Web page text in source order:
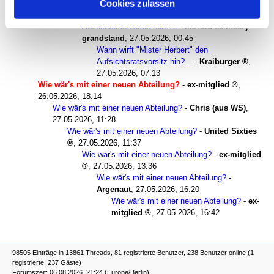
Cookies zulassen
26.05.2026, 21:18
Aufsichtsratsvorsitz hin?...-morbid cemetery
grandstand , 27.05.2026, 00:45
Wann wirft "Mister Herbert" den
Aufsichtsratsvorsitz hin?... - Kraiburger
,
27.05.2026, 07:13
Wie wär's mit einer neuen Abteilung? - ex-mitglied
,
26.05.2026, 18:14
Wie wär's mit einer neuen Abteilung? - Chris (aus WS),
27.05.2026, 11:28
Wie wär's mit einer neuen Abteilung? - United Sixties
, 27.05.2026, 11:37
Wie wär's mit einer neuen Abteilung? - ex-mitglied
, 27.05.2026, 13:36
Wie wär's mit einer neuen Abteilung? -
Argenaut, 27.05.2026, 16:20
Wie wär's mit einer neuen Abteilung? - ex-
mitglied
, 27.05.2026, 16:42
98505 Einträge in 13861 Threads, 81 registrierte Benutzer, 238 Benutzer online (1
registrierte, 237 Gäste)
Forumszeit: 06.08.2026, 21:24 (Europe/Berlin)